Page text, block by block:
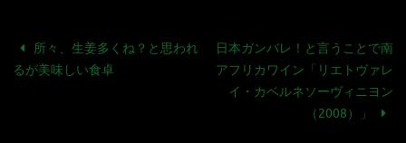
所々、生姜多くね？と思われ
るが美味しい食卓
日本ガンバレ！と言うことで南
アフリカワイン「リエトヴァレ
イ・カベルネソーヴィニヨン
（2008）」